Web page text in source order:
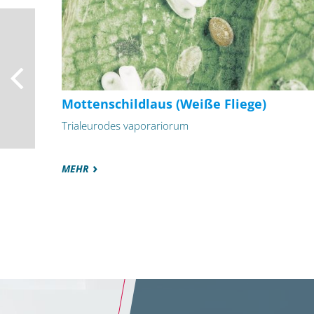
Mottenschildlaus (Weiße Fliege)
Trialeurodes vaporariorum
MEHR